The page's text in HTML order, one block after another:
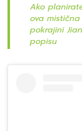
Ako
ova
pokrajini
popisu